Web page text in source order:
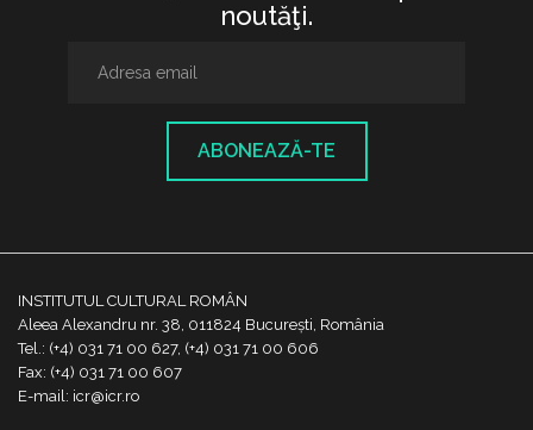
noutăţi.
ABONEAZĂ-TE
INSTITUTUL CULTURAL ROMÂN
Aleea Alexandru nr. 38, 011824 București, România
Tel.: (+4) 031 71 00 627, (+4) 031 71 00 606
Fax: (+4) 031 71 00 607
E-mail: icr@icr.ro